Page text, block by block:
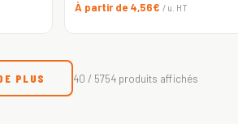
À partir de 4,56€ / u. HT
PLUS 40 / 5754 produits affichés